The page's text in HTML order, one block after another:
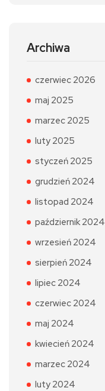
Archiwa
czerwiec 2026
maj 2025
marzec 2025
luty 2025
styczeń 2025
grudzień 2024
listopad 2024
październik 2024
wrzesień 2024
sierpień 2024
lipiec 2024
czerwiec 2024
maj 2024
kwiecień 2024
marzec 2024
luty 2024